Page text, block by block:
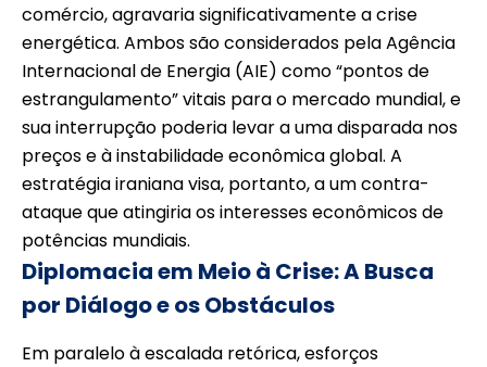
comércio, agravaria significativamente a crise
energética. Ambos são considerados pela Agência
Internacional de Energia (AIE) como “pontos de
estrangulamento” vitais para o mercado mundial, e
sua interrupção poderia levar a uma disparada nos
preços e à instabilidade econômica global. A
estratégia iraniana visa, portanto, a um contra-
ataque que atingiria os interesses econômicos de
potências mundiais.
Diplomacia em Meio à Crise: A Busca
por Diálogo e os Obstáculos
Em paralelo à escalada retórica, esforços